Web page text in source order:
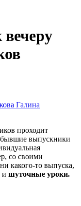
Галина
проходит
бывшие выпускники
со своими
какого-то выпуска,
и шуточные уроки.